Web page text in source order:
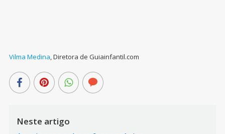
Vilma Medina,Diretora de Guiainfantil.com
Neste artigo